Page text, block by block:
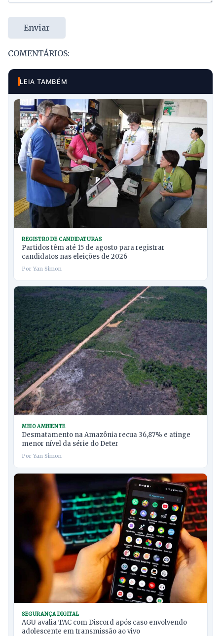
Enviar
COMENTÁRIOS:
LEIA TAMBÉM
REGISTRO DE CANDIDATURAS
Partidos têm até 15 de agosto para registrar
candidatos nas eleições de 2026
Por Yan Simon
MEIO AMBIENTE
Desmatamento na Amazônia recua 36,87% e atinge
menor nível da série do Deter
Por Yan Simon
SEGURANÇA DIGITAL
AGU avalia TAC com Discord após caso envolvendo
adolescente em transmissão ao vivo